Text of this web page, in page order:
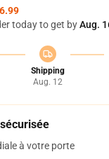
today to get byAug.
Shipping
Aug. 12
à votre porte